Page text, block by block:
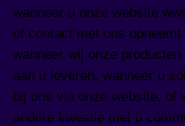
wanneer u onze website
of contact met ons
wanneer wij onze
aan u leveren, wanneer u
bij ons via onze website, of
andere kwestie met u